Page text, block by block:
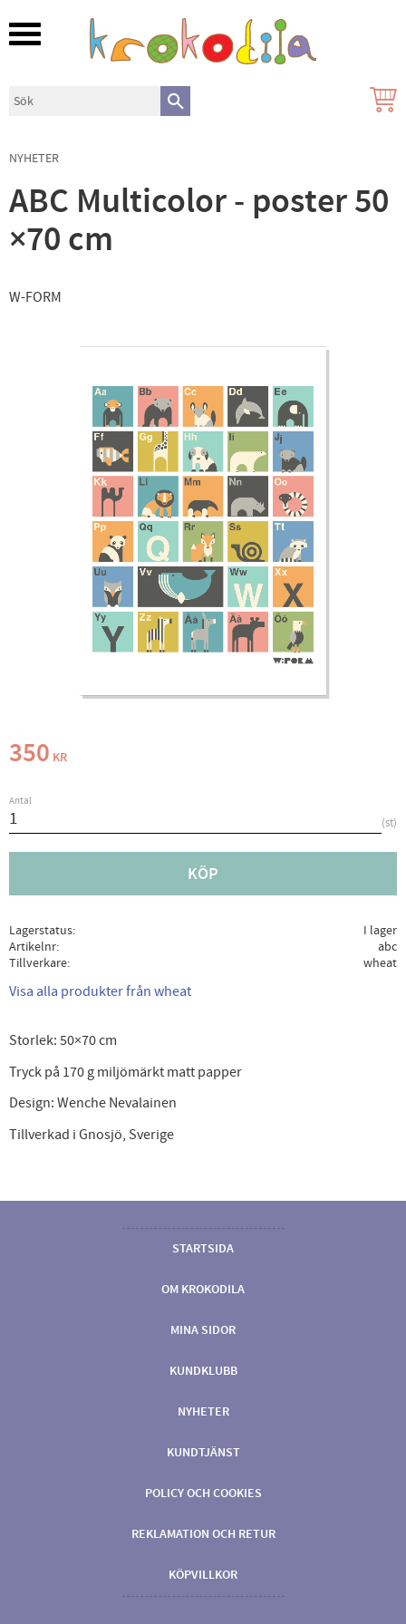
Meny
NYHETER
ABC Multicolor - poster 50
×70 cm
W-FORM
350 KR
Antal
st
KÖP
Lagerstatus
I lager
Artikelnr
abc
Tillverkare
wheat
Visa alla produkter från wheat
Storlek: 50×70 cm
Tryck på 170 g miljömärkt matt papper
Design: Wenche Nevalainen
Tillverkad i Gnosjö, Sverige
STARTSIDA
OM KROKODILA
MINA SIDOR
KUNDKLUBB
NYHETER
KUNDTJÄNST
POLICY OCH COOKIES
REKLAMATION OCH RETUR
KÖPVILLKOR